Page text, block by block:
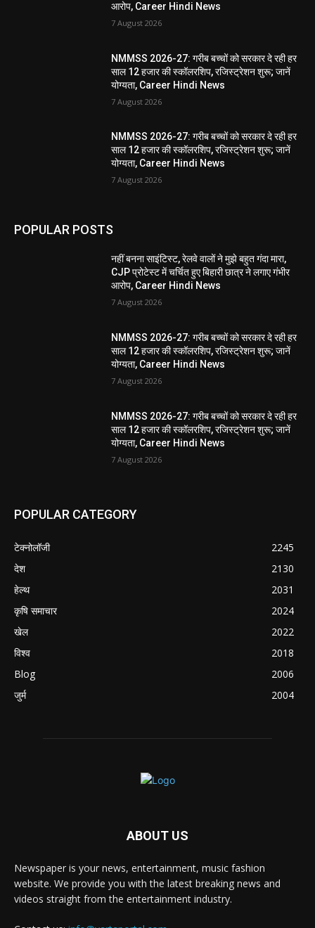
आरोप, Career Hindi News
7 August 2026
NMMSS 2026-27: गरीब बच्चों को सरकार दे रही हर
साल 12 हजार की स्कॉलरशिप, रजिस्ट्रेशन शुरू; जानें
योग्यता, Career Hindi News
7 August 2026
NMMSS 2026-27: गरीब बच्चों को सरकार दे रही हर
साल 12 हजार की स्कॉलरशिप, रजिस्ट्रेशन शुरू; जानें
योग्यता, Career Hindi News
7 August 2026
POPULAR POSTS
नहीं बनना साइंटिस्ट, रेलवे वालों ने मुझे बहुत गंदा मारा,
CJP प्रोटेस्ट में चर्चित हुए बिहारी छात्र ने लगाए गंभीर
आरोप, Career Hindi News
7 August 2026
NMMSS 2026-27: गरीब बच्चों को सरकार दे रही हर
साल 12 हजार की स्कॉलरशिप, रजिस्ट्रेशन शुरू; जानें
योग्यता, Career Hindi News
7 August 2026
NMMSS 2026-27: गरीब बच्चों को सरकार दे रही हर
साल 12 हजार की स्कॉलरशिप, रजिस्ट्रेशन शुरू; जानें
योग्यता, Career Hindi News
7 August 2026
POPULAR CATEGORY
टेक्नोलॉजी
2245
देश
2130
हेल्थ
2031
कृषि समाचार
2024
खेल
2022
विश्व
2018
Blog
2006
जुर्म
2004
ABOUT US
Newspaper is your news, entertainment, music fashion
website. We provide you with the latest breaking news and
videos straight from the entertainment industry.